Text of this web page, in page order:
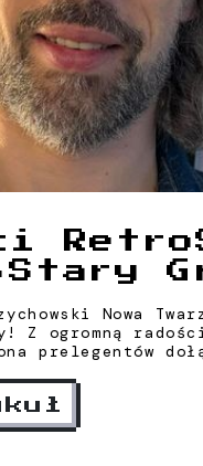
Nowa
Z ogromną
prelegentów
znany
w świecie
wiedza,